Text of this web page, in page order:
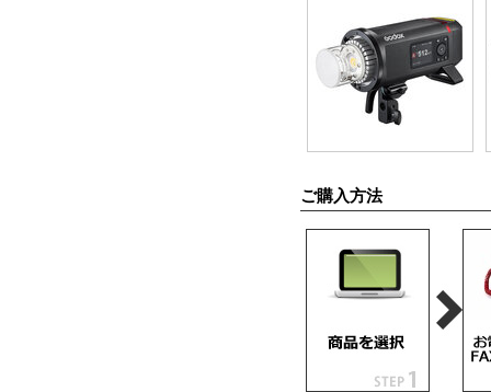
ご購入方法